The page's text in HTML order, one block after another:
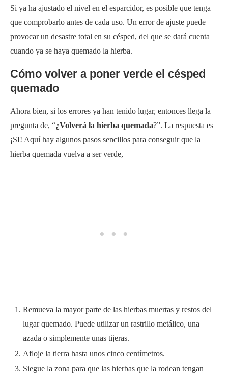
Si ya ha ajustado el nivel en el esparcidor, es posible que tenga
que comprobarlo antes de cada uso. Un error de ajuste puede
provocar un desastre total en su césped, del que se dará cuenta
cuando ya se haya quemado la hierba.
Cómo volver a poner verde el césped
quemado
Ahora bien, si los errores ya han tenido lugar, entonces llega la
pregunta de, “¿Volverá la hierba quemada?”. La respuesta es
¡SI! Aquí hay algunos pasos sencillos para conseguir que la
hierba quemada vuelva a ser verde,
Remueva la mayor parte de las hierbas muertas y restos del
lugar quemado. Puede utilizar un rastrillo metálico, una
azada o simplemente unas tijeras.
Afloje la tierra hasta unos cinco centímetros.
Siegue la zona para que las hierbas que la rodean tengan